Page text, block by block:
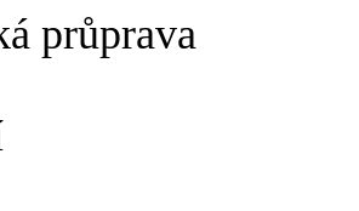
průprava